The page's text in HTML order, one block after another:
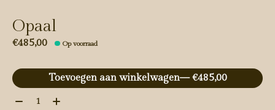
Opaal
€485,00 Op voorraad
Toevoegen aan winkelwagen
— €485,00
Aantal: